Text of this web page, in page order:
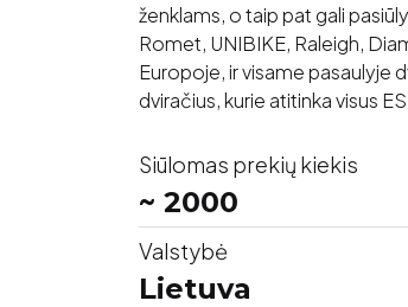
ženklams, o taip pat gali
Romet, UNIBIKE, Raleigh,
Europoje, ir visame pasaulyje
dviračius, kurie atitinka visus
Siūlomas prekių kiekis
~ 2000
Valstybė
Lietuva